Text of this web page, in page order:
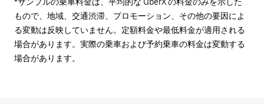
もので、地域、交通渋滞、プロモーション、その他の要因によ
る変動は反映していません。定額料金や最低料金が適用される
場合があります。実際の乗車および予約乗車の料金は変動する
場合があります。